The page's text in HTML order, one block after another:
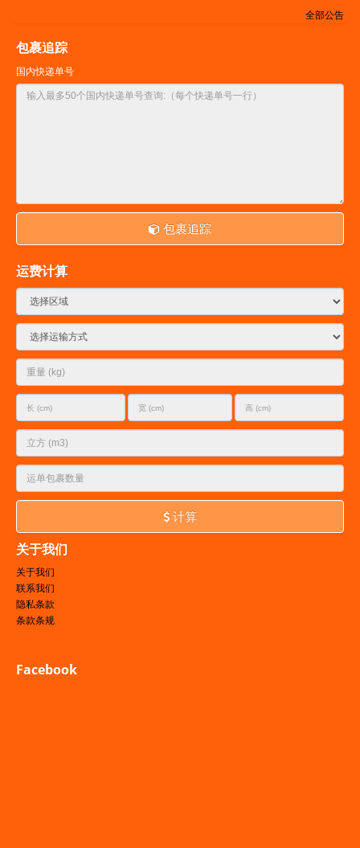
全部公告
包裹追踪
国内快递单号
包裹追踪
运费计算
计算
关于我们
关于我们
联系我们
隐私条款
条款条规
Facebook